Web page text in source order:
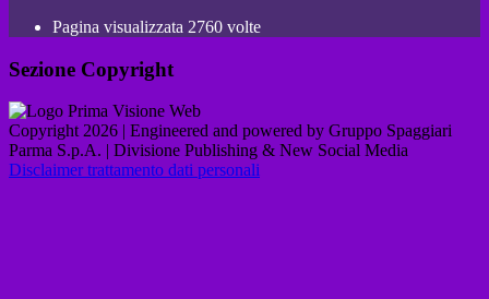
Pagina visualizzata 2760 volte
Sezione Copyright
Copyright 2026 | Engineered and powered by Gruppo Spaggiari
Parma S.p.A. | Divisione Publishing & New Social Media
Disclaimer trattamento dati personali